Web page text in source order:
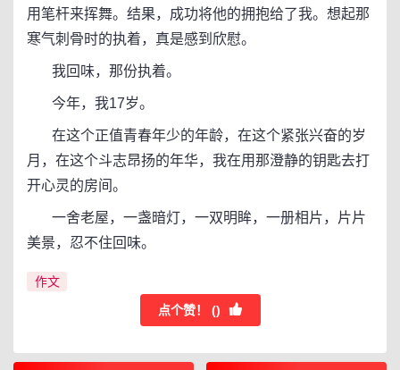
用笔杆来挥舞。结果，成功将他的拥抱给了我。想起那
寒气刺骨时的执着，真是感到欣慰。
我回味，那份执着。
今年，我17岁。
在这个正值青春年少的年龄，在这个紧张兴奋的岁
月，在这个斗志昂扬的年华，我在用那澄静的钥匙去打
开心灵的房间。
一舍老屋，一盏暗灯，一双明眸，一册相片，片片
美景，忍不住回味。
作文
点个赞！ ()